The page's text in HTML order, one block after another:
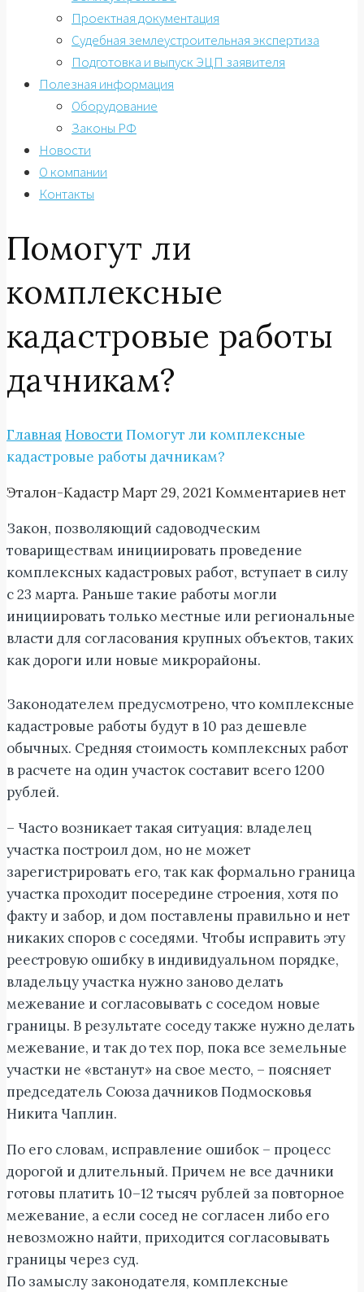
Проектная документация
Судебная землеустроительная экспертиза
Подготовка и выпуск ЭЦП заявителя
Полезная информация
Оборудование
Законы РФ
Новости
О компании
Контакты
Помогут ли
комплексные
кадастровые работы
дачникам?
Главная Новости Помогут ли комплексные
кадастровые работы дачникам?
Эталон-КадастрМарт 29, 2021 Комментариев нет
Закон, позволяющий садоводческим
товариществам инициировать проведение
комплексных кадастровых работ, вступает в силу
с 23 марта. Раньше такие работы могли
инициировать только местные или региональные
власти для согласования крупных объектов, таких
как дороги или новые микрорайоны.
Законодателем предусмотрено, что комплексные
кадастровые работы будут в 10 раз дешевле
обычных. Средняя стоимость комплексных работ
в расчете на один участок составит всего 1200
рублей.
– Часто возникает такая ситуация: владелец
участка построил дом, но не может
зарегистрировать его, так как формально граница
участка проходит посередине строения, хотя по
факту и забор, и дом поставлены правильно и нет
никаких споров с соседями. Чтобы исправить эту
реестровую ошибку в индивидуальном порядке,
владельцу участка нужно заново делать
межевание и согласовывать с соседом новые
границы. В результате соседу также нужно делать
межевание, и так до тех пор, пока все земельные
участки не «встанут» на свое место, – поясняет
председатель Союза дачников Подмосковья
Никита Чаплин.
По его словам, исправление ошибок – процесс
дорогой и длительный. Причем не все дачники
готовы платить 10–12 тысяч рублей за повторное
межевание, а если сосед не согласен либо его
невозможно найти, приходится согласовывать
границы через суд.
По замыслу законодателя, комплексные